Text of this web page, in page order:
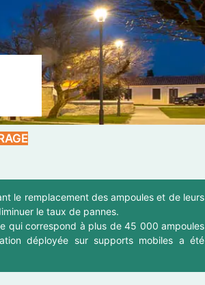
le remplacement des ampoules et de leurs
le taux de pannes.
qui correspond à plus de 45 000 ampoules
déployée sur supports mobiles a été